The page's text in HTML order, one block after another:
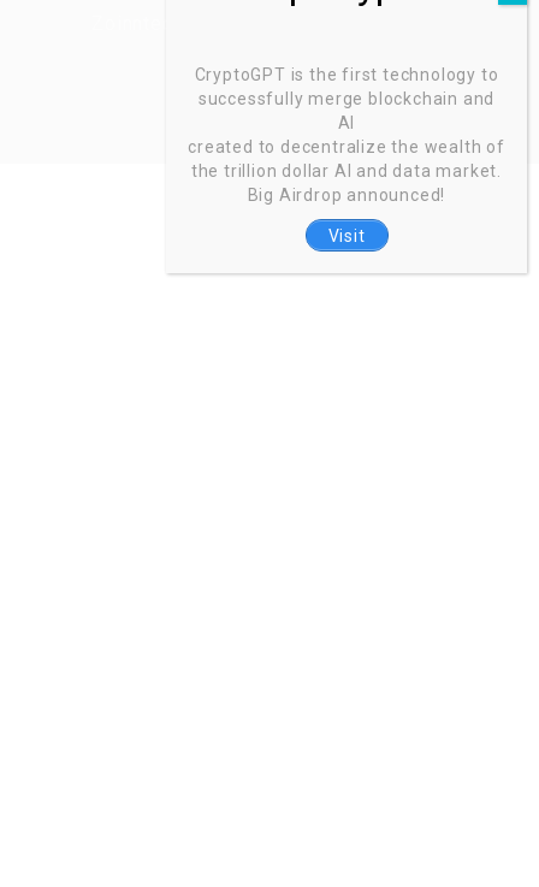
CryptoGPT is the first technology to
successfully merge blockchain and
AI
created to decentralize the wealth of
the trillion dollar AI and data market.
Big Airdrop announced!
Visit